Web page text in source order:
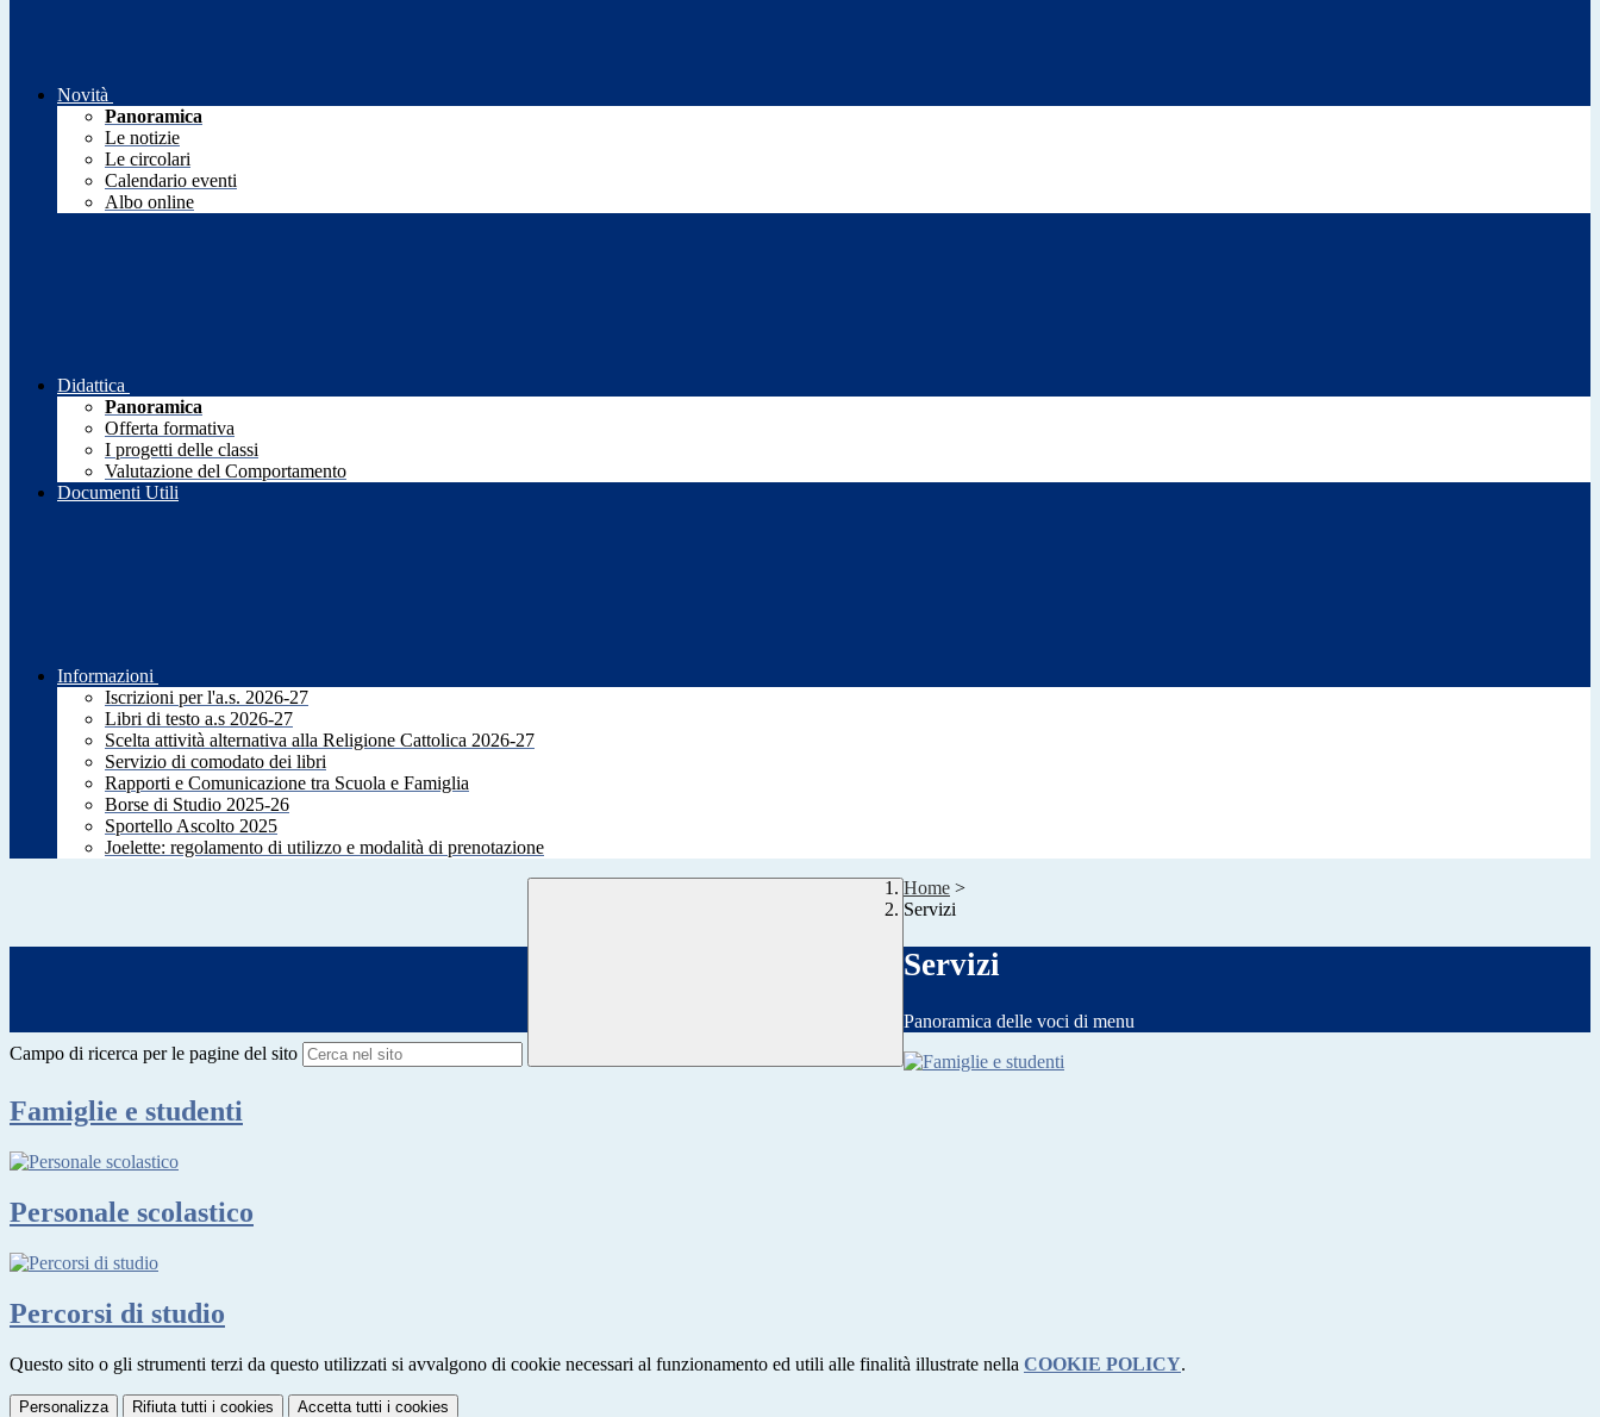
Novità
Panoramica
Le notizie
Le circolari
Calendario eventi
Albo online
Didattica
Panoramica
Offerta formativa
I progetti delle classi
Valutazione del Comportamento
Documenti Utili
Informazioni
Iscrizioni per l'a.s. 2026-27
Libri di testo a.s 2026-27
Scelta attività alternativa alla Religione Cattolica 2026-27
Servizio di comodato dei libri
Rapporti e Comunicazione tra Scuola e Famiglia
Borse di Studio 2025-26
Sportello Ascolto 2025
Joelette: regolamento di utilizzo e modalità di prenotazione
Campo di ricerca per le pagine del sito
Home >
Servizi
Servizi
Panoramica delle voci di menu
Famiglie e studenti
Personale scolastico
Percorsi di studio
Questo sito o gli strumenti terzi da questo utilizzati si avvalgono di cookie necessari al funzionamento ed utili alle finalità illustrate nella COOKIE POLICY.
Personalizza Rifiuta tutti i cookies Accetta tutti i cookies